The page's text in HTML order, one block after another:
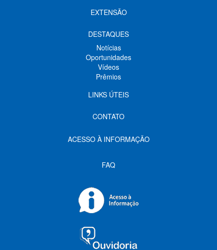
EXTENSÃO
DESTAQUES
Notícias
Oportunidades
Vídeos
Prêmios
LINKS ÚTEIS
CONTATO
ACESSO À INFORMAÇÃO
FAQ